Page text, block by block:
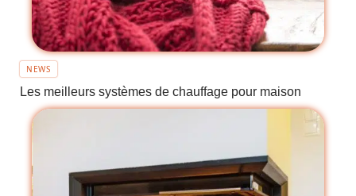
NEWS
Les meilleurs systèmes de chauffage pour maison